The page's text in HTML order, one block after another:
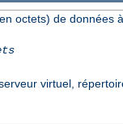
octets) de données
virtuel,